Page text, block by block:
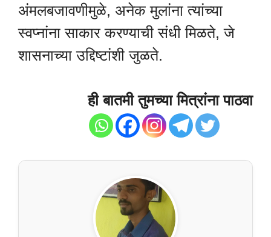
अंमलबजावणीमुळे, अनेक मुलांना त्यांच्या
स्वप्नांना साकार करण्याची संधी मिळते, जे
शासनाच्या उद्दिष्टांशी जुळते.
ही बातमी तुमच्या मित्रांना पाठवा